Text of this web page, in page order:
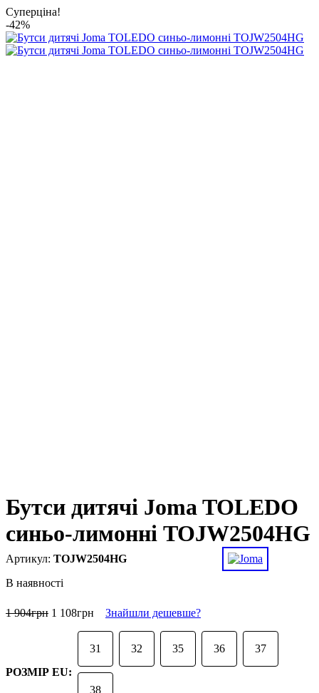
Суперціна!
-42%
Бутси дитячі Joma TOLEDO
синьо-лимонні TOJW2504HG
TOJW2504HG
В наявності
1 904грн 1 108грн Знайшли дешевше?
РОЗМІР EU:
31 32 35 36 37
38